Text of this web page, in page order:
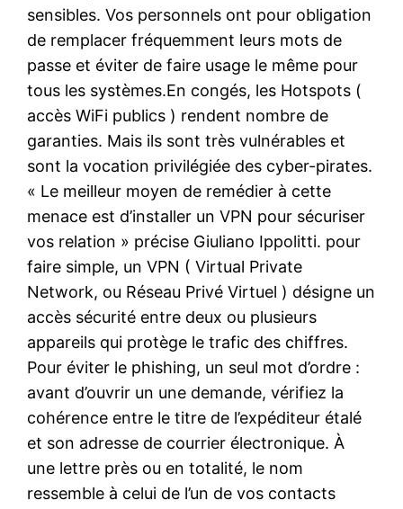
sensibles. Vos personnels ont pour obligation
de remplacer fréquemment leurs mots de
passe et éviter de faire usage le même pour
tous les systèmes.En congés, les Hotspots (
accès WiFi publics ) rendent nombre de
garanties. Mais ils sont très vulnérables et
sont la vocation privilégiée des cyber-pirates.
« Le meilleur moyen de remédier à cette
menace est d’installer un VPN pour sécuriser
vos relation » précise Giuliano Ippolitti. pour
faire simple, un VPN ( Virtual Private
Network, ou Réseau Privé Virtuel ) désigne un
accès sécurité entre deux ou plusieurs
appareils qui protège le trafic des chiffres.
Pour éviter le phishing, un seul mot d’ordre :
avant d’ouvrir un une demande, vérifiez la
cohérence entre le titre de l’expéditeur étalé
et son adresse de courrier électronique. À
une lettre près ou en totalité, le nom
ressemble à celui de l’un de vos contacts